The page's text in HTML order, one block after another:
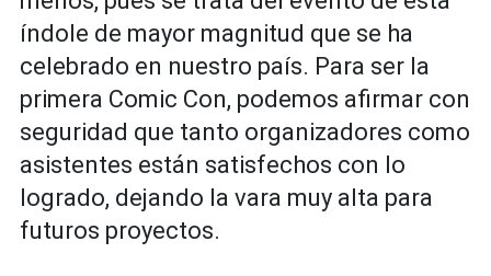
índole de mayor magnitud que se ha
celebrado en nuestro país. Para ser la
primera Comic Con, podemos afirmar con
seguridad que tanto organizadores como
asistentes están satisfechos con lo
logrado, dejando la vara muy alta para
futuros proyectos.